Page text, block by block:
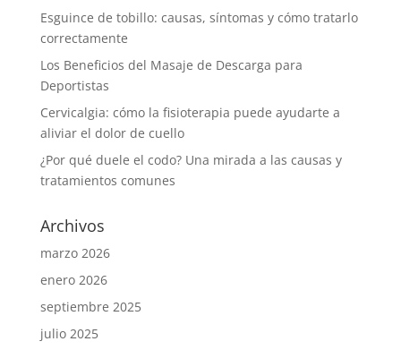
Esguince de tobillo: causas, síntomas y cómo tratarlo
correctamente
Los Beneficios del Masaje de Descarga para
Deportistas
Cervicalgia: cómo la fisioterapia puede ayudarte a
aliviar el dolor de cuello
¿Por qué duele el codo? Una mirada a las causas y
tratamientos comunes
Archivos
marzo 2026
enero 2026
septiembre 2025
julio 2025